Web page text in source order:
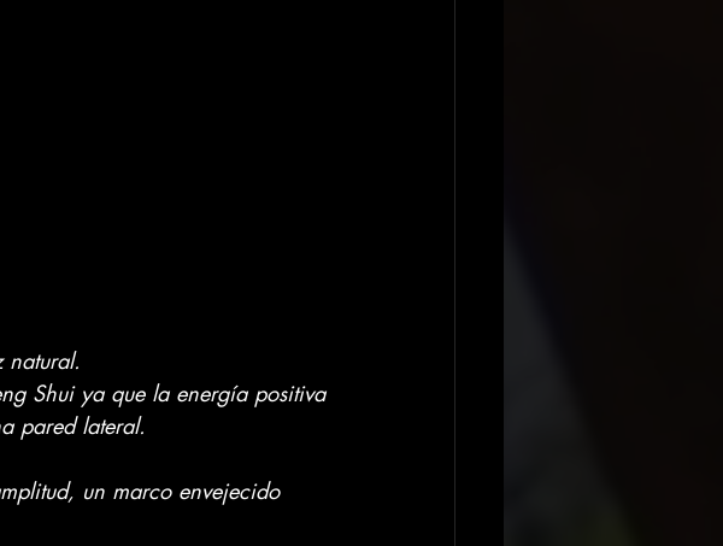
natural.
Shui ya que la energía positiva
pared lateral.
un marco envejecido